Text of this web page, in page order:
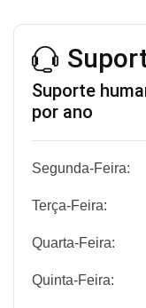
Suporte
por ano
Segunda-Feira:
Terça-Feira:
Quarta-Feira:
Quinta-Feira: